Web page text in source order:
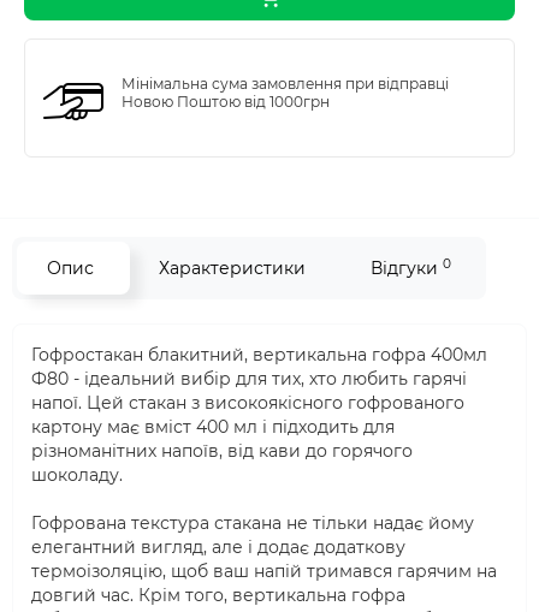
Мінімальна сума замовлення при відправці
Новою Поштою від 1000грн
Опис Характеристики Відгуки 0
Гофростакан блакитний, вертикальна гофра 400мл
Ф80 - ідеальний вибір для тих, хто любить гарячі
напої. Цей стакан з високоякісного гофрованого
картону має вміст 400 мл і підходить для
різноманітних напоїв, від кави до горячого
шоколаду.
Гофрована текстура стакана не тільки надає йому
елегантний вигляд, але і додає додаткову
термоізоляцію, щоб ваш напій тримався гарячим на
довгий час. Крім того, вертикальна гофра